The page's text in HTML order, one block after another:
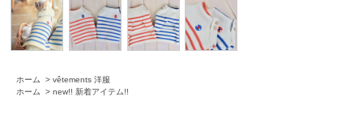
ホーム > vêtements 洋服
ホーム
> new!! 新着アイテム!!